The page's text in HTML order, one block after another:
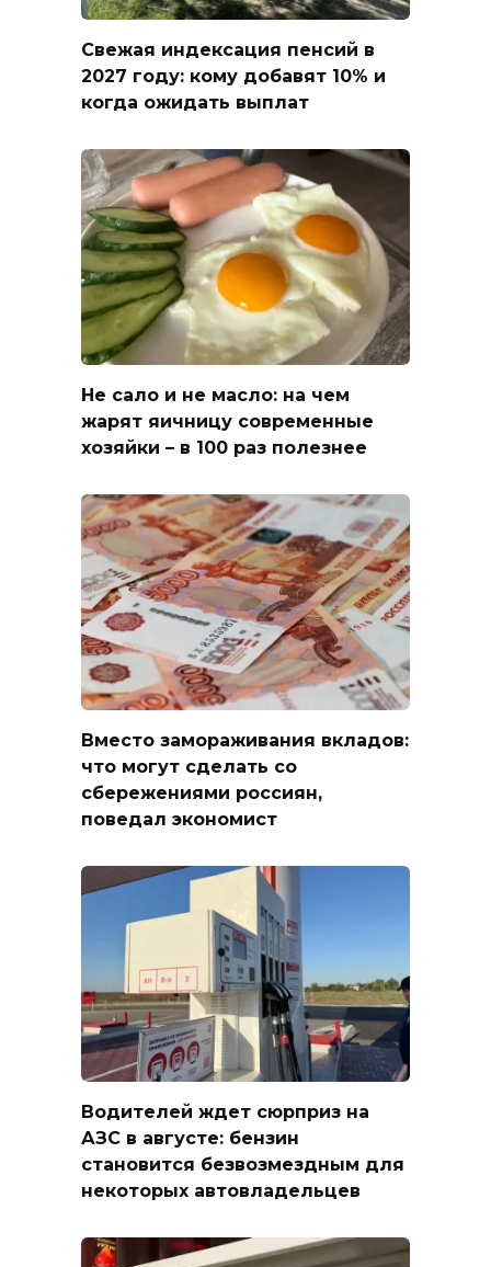
Свежая индексация пенсий в
2027 году: кому добавят 10% и
когда ожидать выплат
Не сало и не масло: на чем
жарят яичницу современные
хозяйки – в 100 раз полезнее
Вместо замораживания вкладов:
что могут сделать со
сбережениями россиян,
поведал экономист
Водителей ждет сюрприз на
АЗС в августе: бензин
становится безвозмездным для
некоторых автовладельцев